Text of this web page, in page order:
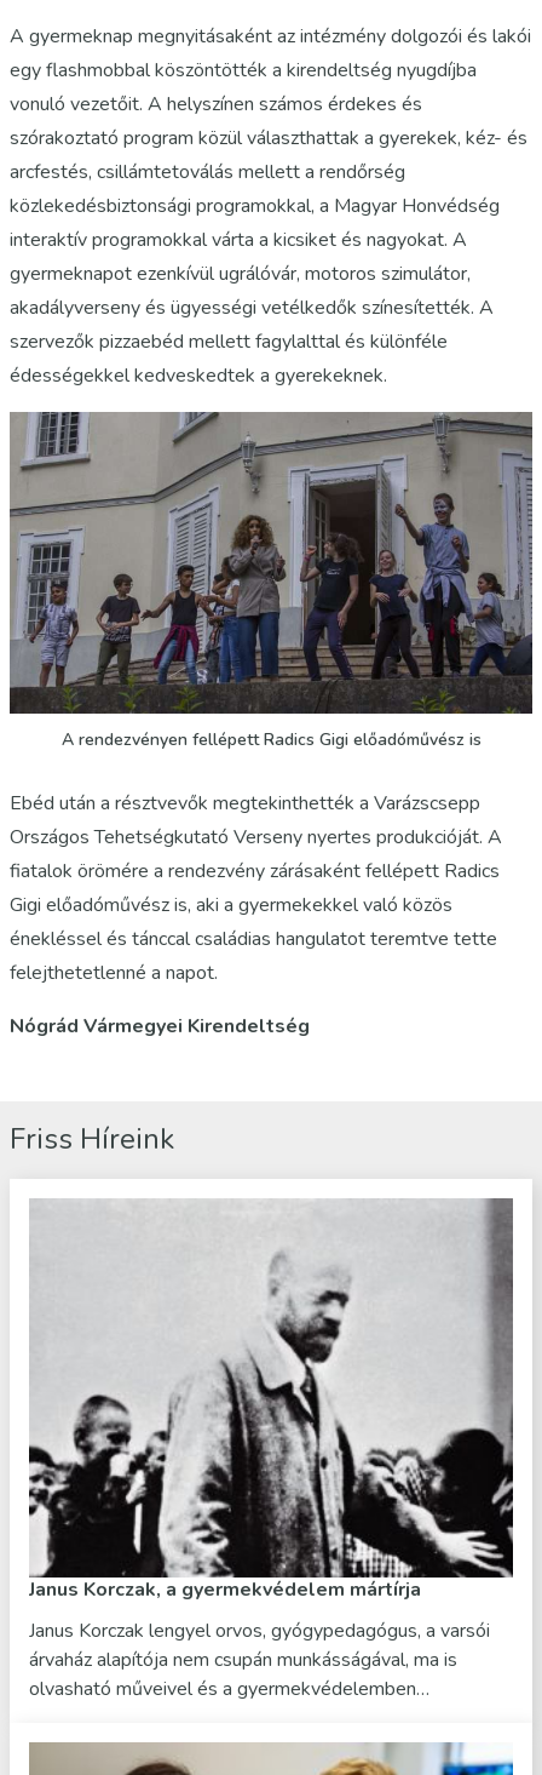
A gyermeknap megnyitásaként az intézmény dolgozói és lakói
egy flashmobbal köszöntötték a kirendeltség nyugdíjba
vonuló vezetőit. A helyszínen számos érdekes és
szórakoztató program közül választhattak a gyerekek, kéz- és
arcfestés, csillámtetoválás mellett a rendőrség
közlekedésbiztonsági programokkal, a Magyar Honvédség
interaktív programokkal várta a kicsiket és nagyokat. A
gyermeknapot ezenkívül ugrálóvár, motoros szimulátor,
akadályverseny és ügyességi vetélkedők színesítették. A
szervezők pizzaebéd mellett fagylalttal és különféle
édességekkel kedveskedtek a gyerekeknek.
A rendezvényen fellépett Radics Gigi előadóművész is
Ebéd után a résztvevők megtekinthették a Varázscsepp
Országos Tehetségkutató Verseny nyertes produkcióját. A
fiatalok örömére a rendezvény zárásaként fellépett Radics
Gigi előadóművész is, aki a gyermekekkel való közös
énekléssel és tánccal családias hangulatot teremtve tette
felejthetetlenné a napot.
Nógrád Vármegyei Kirendeltség
Friss Híreink
Janus Korczak, a gyermekvédelem mártírja
Janus Korczak lengyel orvos, gyógypedagógus, a varsói
árvaház alapítója nem csupán munkásságával, ma is
olvasható műveivel és a gyermekvédelemben…